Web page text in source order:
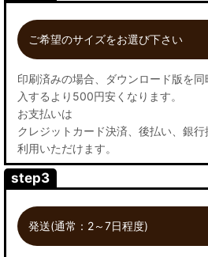
ご希望のサイズをお選び下さい
印刷済みの場合、ダウンロード版を
入するより500円安くなります。
お支払いは
クレジットカード決済、後払い、銀
利用いただけます。
step3
発送(通常：2～7日程度)